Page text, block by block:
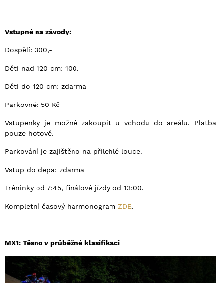
Vstupné na závody:
Dospělí: 300,-
Děti nad 120 cm: 100,-
Děti do 120 cm: zdarma
Parkovné: 50 Kč
Vstupenky je možné zakoupit u vchodu do areálu. Platba
pouze hotově.
Parkování je zajištěno na přilehlé louce.
Vstup do depa: zdarma
Tréninky od 7:45, finálové jízdy od 13:00.
Kompletní časový harmonogram ZDE.
MX1: Těsno v průběžné klasifikaci